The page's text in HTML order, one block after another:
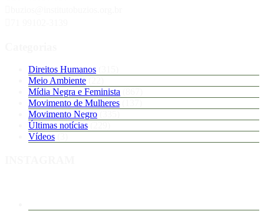
Direitos Humanos
Meio Ambiente
Mídia Negra e Feminista
Movimento de Mulheres
Movimento Negro
Últimas notícias
Vídeos